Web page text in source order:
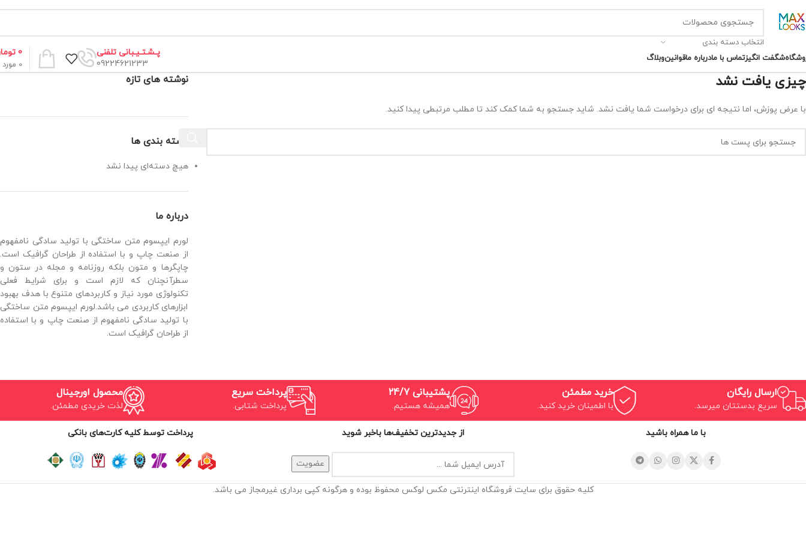
انتخاب دسته بندی
شگفت انگیزتماس با مادرباره ماقوانینوبلاگ
پـشـتـیـبانی تلفنی
09224621233
0 مورد
0
چیزی یافت نشد
با عرض پوزش، اما نتیجه ای برای درخواست شما یافت نشد. شاید جستجو به شما کمک کند تا مطلب مرتبطی پیدا کنید.
نوشته های تازه
دسته بندی ها
هیچ دسته‌ای پیدا نشد
درباره ما
لورم ایپسوم متن ساختگی با تولید سادگی نامفهوم
از صنعت چاپ و با استفاده از طراحان گرافیک است.
چاپگرها و متون بلکه روزنامه و مجله در ستون و
سطرآنچنان که لازم است و برای شرایط فعلی
تکنولوژی مورد نیاز و کاربردهای متنوع با هدف بهبود
ابزارهای کاربردی می باشد.لورم ایپسوم متن ساختگی
با تولید سادگی نامفهوم از صنعت چاپ و با استفاده
از طراحان گرافیک است.
ارسال رایگان
سریع بدستتان میرسد.
خرید مطمئن
با اطمینان خرید کنید.
پشتیبانی 24/7
همیشه هستیم.
پرداخت سریع
پرداخت شتابی.
محصول اورجینال
لذت خریدی مطمئن.
با ما همراه باشید از جدیدترین تخفیف‌ها باخبر شوید پرداخت توسط کلیه کارت‌های بانکی
کلیه حقوق برای سایت فروشگاه اینترنتی مکس لوکس محفوظ بوده و هرگونه کپی برداری غیرمجاز می باشد.